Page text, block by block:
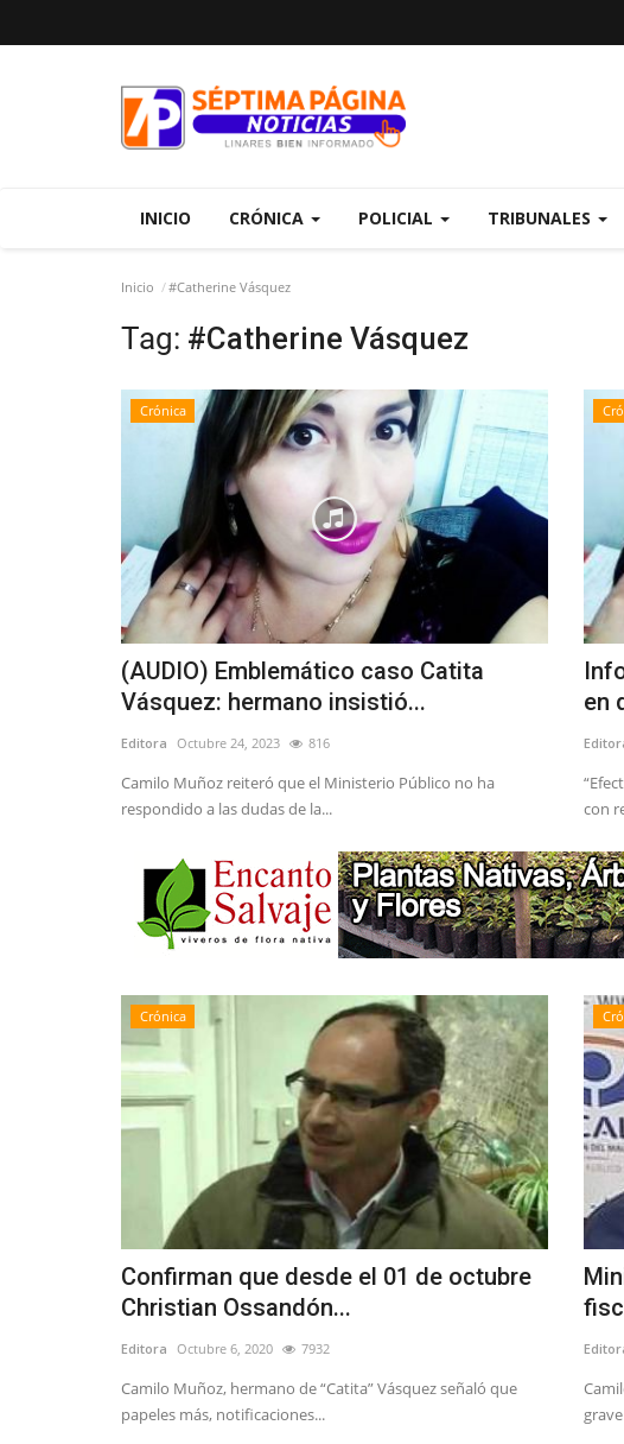
INICIO CRÓNICA POLICIAL TRIBUNALES
Inicio #Catherine Vásquez
Tag: #Catherine Vásquez
Crónica
(AUDIO) Emblemático caso Catita
Vásquez: hermano insistió...
Editora Octubre 24, 2023 816
Camilo Muñoz reiteró que el Ministerio Público no ha
respondido a las dudas de la...
en
con
Crónica
Confirman que desde el 01 de octubre
Christian Ossandón...
Editora Octubre 6, 2020 7932
Camilo Muñoz, hermano de “Catita” Vásquez señaló que
papeles más, notificaciones...